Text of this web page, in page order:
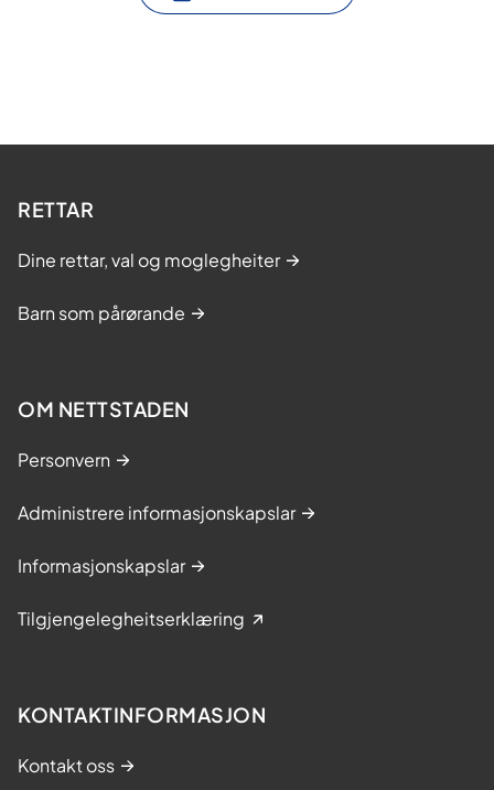
RETTAR
Dine rettar, val og moglegheiter
Barn som pårørande
OM NETTSTADEN
Personvern
Administrere informasjonskapslar
Informasjonskapslar
Tilgjengelegheitserklæring
KONTAKTINFORMASJON
Kontakt oss